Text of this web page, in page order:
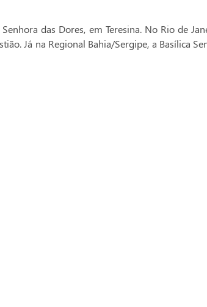
das Dores, em Teresina. No Rio de
Já na Regional Bahia/Sergipe, a Basílica